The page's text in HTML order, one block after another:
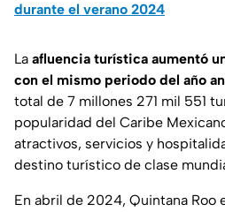
durante el verano 2024
La afluencia turística aumentó
con el mismo periodo del año
total de 7 millones 271 mil 551
popularidad del Caribe
atractivos, servicios y
destino turístico de clase
En abril de 2024, Quintana Roo